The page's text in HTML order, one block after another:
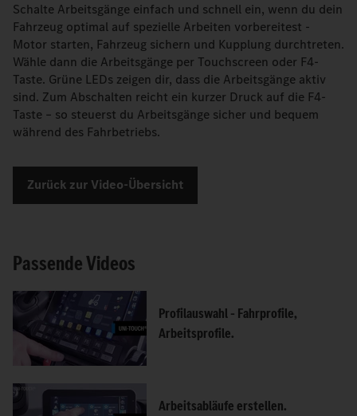
Schalte Arbeitsgänge einfach und schnell ein, wenn du dein
Fahrzeug optimal auf spezielle Arbeiten vorbereitest -
Motor starten, Fahrzeug sichern und Kupplung durchtreten.
Wähle dann die Arbeitsgänge per Touchscreen oder F4-
Taste. Grüne LEDs zeigen dir, dass die Arbeitsgänge aktiv
sind. Zum Abschalten reicht ein kurzer Druck auf die F4-
Taste – so steuerst du Arbeitsgänge sicher und bequem
während des Fahrbetriebs.
Zurück zur Video-Übersicht
Passende Videos
Profilauswahl – Fahrprofile,
Arbeitsprofile.
Arbeitsabläufe erstellen.